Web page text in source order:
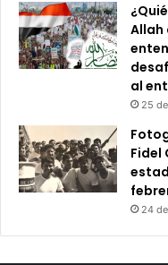
Allah
al
25
Fidel
24